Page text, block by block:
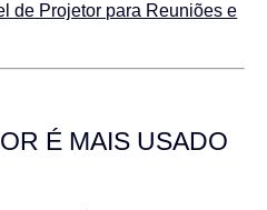
de Projetor para Reuniões e
É MAIS USADO